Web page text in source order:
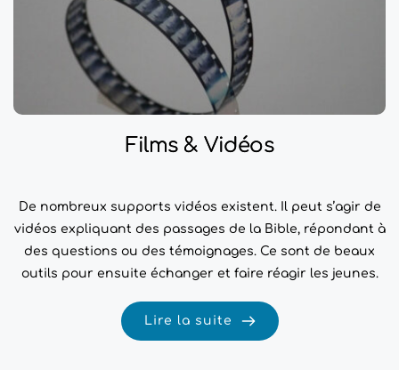
Films & Vidéos
De nombreux supports vidéos existent. Il peut s’agir de
vidéos expliquant des passages de la Bible, répondant à
des questions ou des témoignages. Ce sont de beaux
outils pour ensuite échanger et faire réagir les jeunes.
Lire la suite